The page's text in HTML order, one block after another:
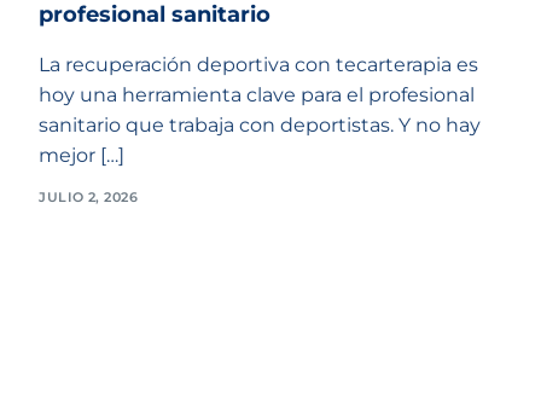
profesional sanitario
La recuperación deportiva con tecarterapia es
hoy una herramienta clave para el profesional
sanitario que trabaja con deportistas. Y no hay
mejor […]
JULIO 2, 2026